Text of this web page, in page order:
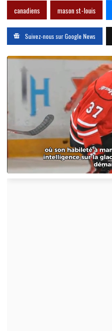
canadiens mason st-louis
Suivez-nous sur Google News